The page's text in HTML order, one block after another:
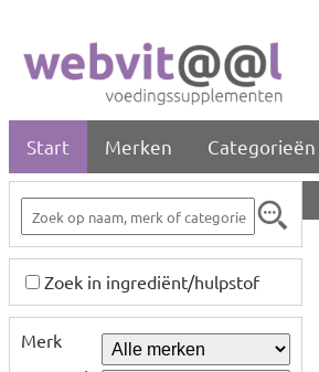
Start Merken Categorieën
Zoek in ingrediënt/hulpstof
Merk